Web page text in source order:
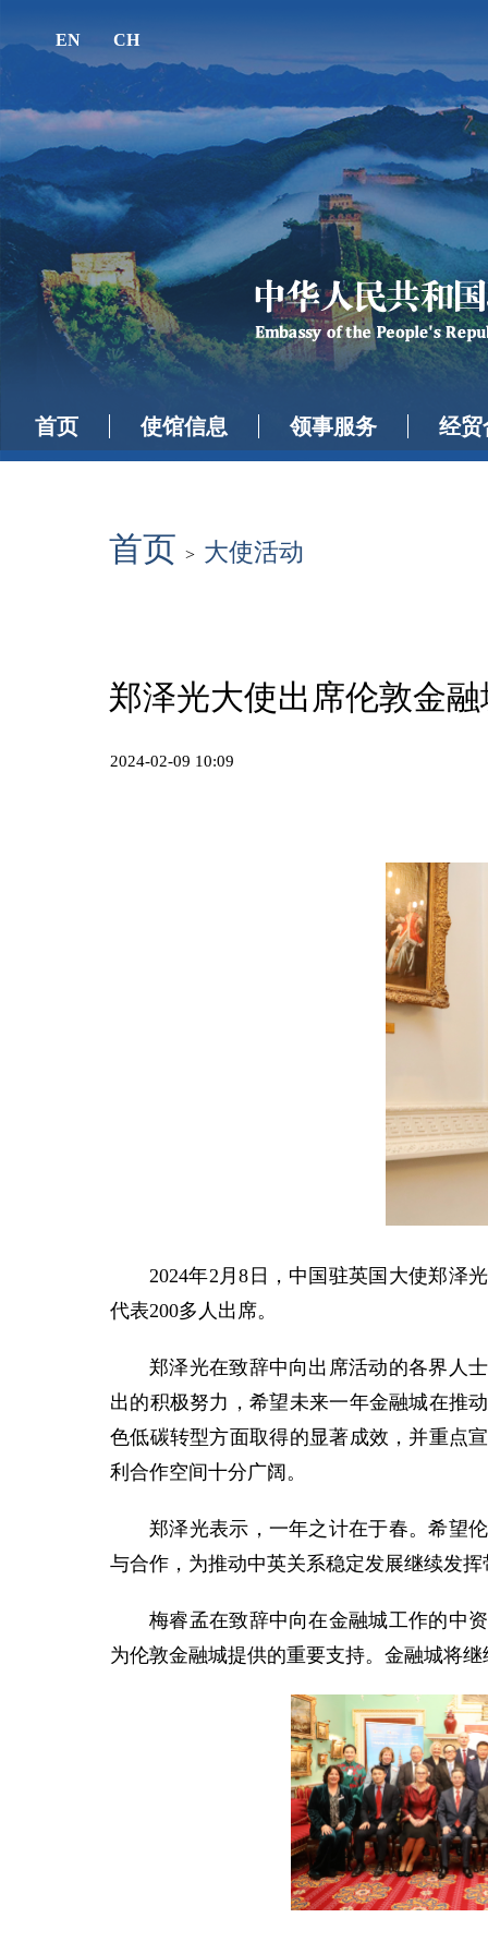
EN CH
首页 使馆信息 领事服务 经贸
首页 > 大使活动
郑泽光大使出席伦敦金
2024-02-09 10:09
2024年2月8日，中国驻英国大使郑泽
代表200多人出席。
郑泽光在致辞中向出席活动的各界人
出的积极努力，希望未来一年金融城在推
色低碳转型方面取得的显著成效，并重点
利合作空间十分广阔。
郑泽光表示，一年之计在于春。希望
与合作，为推动中英关系稳定发展继续发
梅睿孟在致辞中向在金融城工作的中
为伦敦金融城提供的重要支持。金融城将